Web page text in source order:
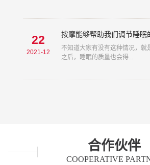
22
2021-12
按摩能够帮助我们调节睡眠
不知道大家有没有这种情况，就
之后，睡眠的质量也会得...
合作伙伴
COOPERATIVE